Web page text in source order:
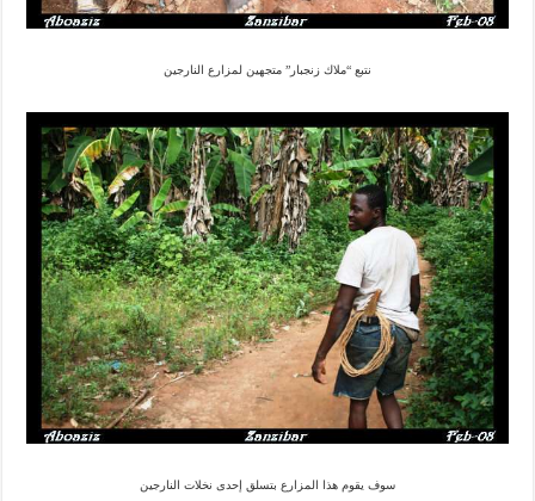
نتبع “ملاك زنجبار” متجهين لمزارع النارجين
سوف يقوم هذا المزارع بتسلق إحدى نخلات النارجين